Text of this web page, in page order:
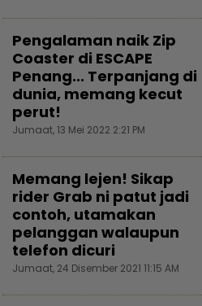
Pengalaman naik Zip
Coaster di ESCAPE
Penang... Terpanjang di
dunia, memang kecut
perut!
Jumaat, 13 Mei 2022 2:21 PM
Memang lejen! Sikap
rider Grab ni patut jadi
contoh, utamakan
pelanggan walaupun
telefon dicuri
Jumaat, 24 Disember 2021 11:15 AM